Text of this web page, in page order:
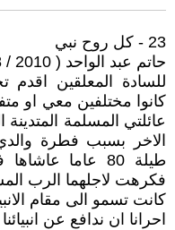
23 - كل روح نبي
حاتم عبد الواحد ( 2010 / 8 / 11 - 13:24 )
للسادة المعلقين اقدم
كانوا مختلفين معي او
عائلتي المسلمة
الاخر بسبب فطرة
طيلة 80 عاما
فكرهت لاجلهما الرب
كانت تسمو الى مقام
احرانا ان ندافع عن